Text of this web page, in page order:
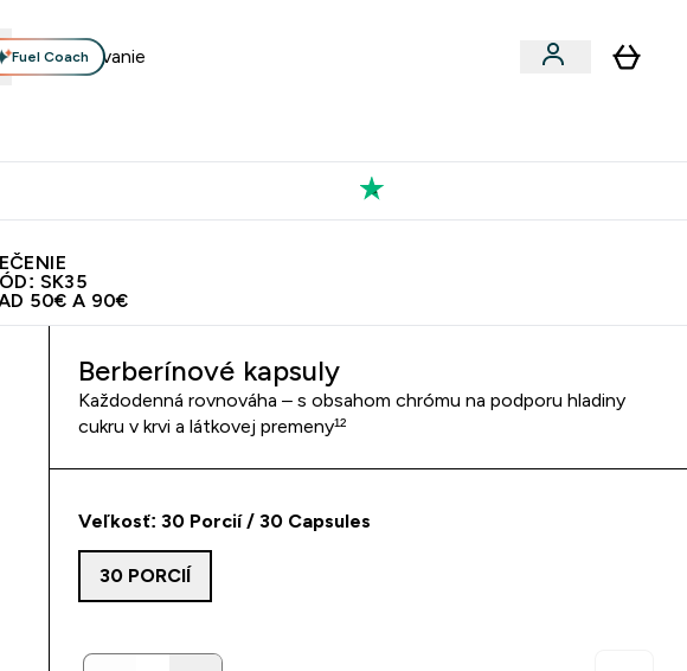
Fuel Coach
SK35
50€ A 90€
Berberínové kapsuly
Každodenná rovnováha – s obsahom chrómu na podporu hladiny
cukru v krvi a látkovej premeny¹²
Veľkosť: 30 Porcií / 30 Capsules
30 PORCIÍ